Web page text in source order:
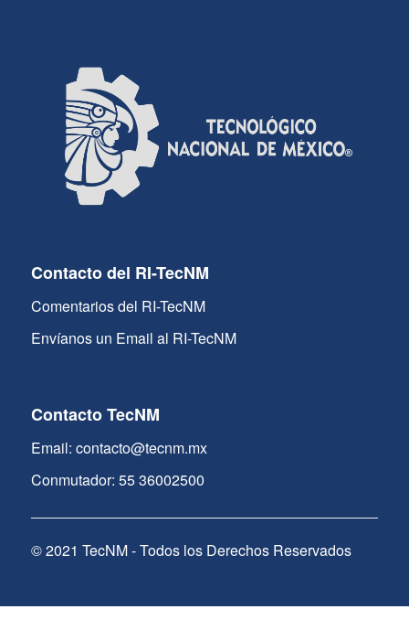
Contacto del RI-TecNM
Comentarios del RI-TecNM
Envíanos un Email al RI-TecNM
Contacto TecNM
Email: contacto@tecnm.mx
Conmutador: 55 36002500
© 2021 TecNM - Todos los Derechos Reservados